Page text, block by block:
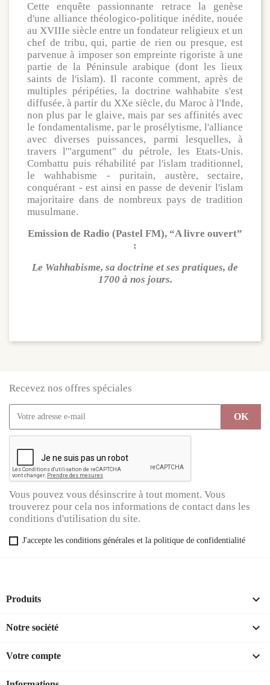
Cette enquête passionnante retrace la genèse
d'une alliance théologico-politique inédite, nouée
au XVIIIe siècle entre un fondateur religieux et un
chef de tribu, qui, partie de rien ou presque, est
parvenue à imposer son empreinte rigoriste à une
partie de la Péninsule arabique (dont les lieux
saints de l'islam). Il raconte comment, après de
multiples péripéties, la doctrine wahhabite s'est
diffusée, à partir du XXe siècle, du Maroc à l'Inde,
non plus par le glaive, mais par ses affinités avec
le fondamentalisme, par le prosélytisme, l'alliance
avec diverses puissances, parmi lesquelles, à
travers l'"argument" du pétrole, les Etats-Unis.
Combattu puis réhabilité par l'islam traditionnel,
le wahhabisme - puritain, austère, sectaire,
conquérant - est ainsi en passe de devenir l'islam
majoritaire dans de nombreux pays de tradition
musulmane.
Emission de Radio (Pastel FM), “A livre ouvert”
:
Le Wahhabisme, sa doctrine et ses pratiques, de
1700 à nos jours.
Recevez nos offres spéciales
Vous pouvez vous désinscrire à tout moment. Vous
trouverez pour cela nos informations de contact dans les
conditions d'utilisation du site.
J'accepte les conditions générales et la politique de confidentialité
Produits 
Notre société 
Votre compte 